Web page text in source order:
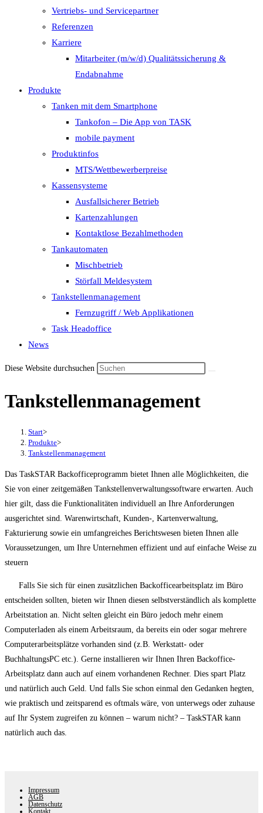
Vertriebs- und Servicepartner
Referenzen
Karriere
Mitarbeiter (m/w/d) Qualitätssicherung &
Endabnahme
Produkte
Tanken mit dem Smartphone
Tankofon – Die App von TASK
mobile payment
Produktinfos
MTS/Wettbewerberpreise
Kassensysteme
Ausfallsicherer Betrieb
Kartenzahlungen
Kontaktlose Bezahlmethoden
Tankautomaten
Mischbetrieb
Störfall Meldesystem
Tankstellenmanagement
Fernzugriff / Web Applikationen
Task Headoffice
News
Diese Website durchsuchen
Tankstellenmanagement
Start>
Produkte>
Tankstellenmanagement
Das TaskSTAR Backofficeprogramm bietet Ihnen alle Möglichkeiten, die
Sie von einer zeitgemäßen Tankstellenverwaltungssoftware erwarten. Auch
hier gilt, dass die Funktionalitäten individuell an Ihre Anforderungen
ausgerichtet sind. Warenwirtschaft, Kunden-, Kartenverwaltung,
Fakturierung sowie ein umfangreiches Berichtswesen bieten Ihnen alle
Voraussetzungen, um Ihre Unternehmen effizient und auf einfache Weise zu
steuern
Falls Sie sich für einen zusätzlichen Backofficearbeitsplatz im Büro
entscheiden sollten, bieten wir Ihnen diesen selbstverständlich als komplette
Arbeitstation an. Nicht selten gleicht ein Büro jedoch mehr einem
Computerladen als einem Arbeitsraum, da bereits ein oder sogar mehrere
Computerarbeitsplätze vorhanden sind (z.B. Werkstatt- oder
BuchhaltungsPC etc.). Gerne installieren wir Ihnen Ihren Backoffice-
Arbeitsplatz dann auch auf einem vorhandenen Rechner. Dies spart Platz
und natürlich auch Geld. Und falls Sie schon einmal den Gedanken hegten,
wie praktisch und zeitsparend es oftmals wäre, von unterwegs oder zuhause
auf Ihr System zugreifen zu können – warum nicht? – TaskSTAR kann
natürlich auch das.
Impressum
AGB
Datenschutz
Kontakt